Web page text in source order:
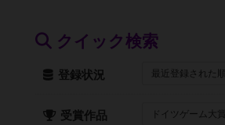
クイック検索
登録状況 最近登録された順
受賞作品 ドイツゲーム大賞